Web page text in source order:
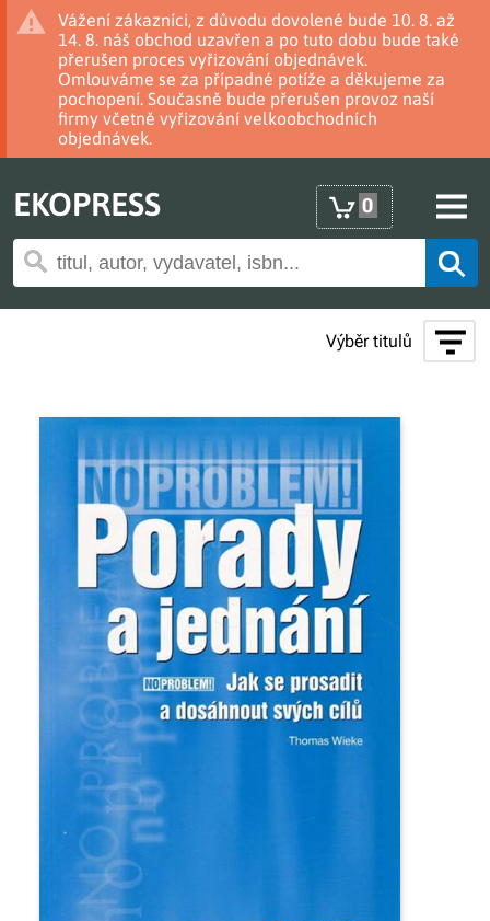
Vážení zákazníci, z důvodu dovolené bude 10. 8. až
14. 8. náš obchod uzavřen a po tuto dobu bude také
přerušen proces vyřizování objednávek.
Omlouváme se za případné potíže a děkujeme za
pochopení. Současně bude přerušen provoz naší
firmy včetně vyřizování velkoobchodních
objednávek.
EKOPRESS 0
Výběr titulů